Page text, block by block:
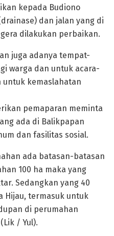
kepada Budiono
dan jalan yang di
dilakukan perbaikan.
juga adanya tempat-
warga dan untuk acara-
untuk kemaslahatan
pemaparan meminta
ada di Balikpapan
dan fasilitas sosial.
ada batasan-batasan
100 ha maka yang
Sedangkan yang 40
Hijau, termasuk untuk
di perumahan
/ Yul).